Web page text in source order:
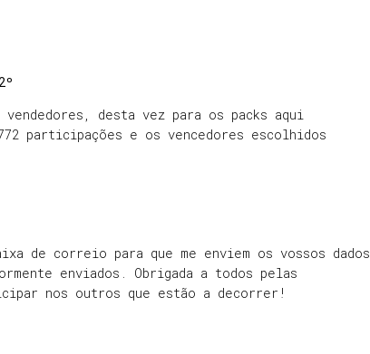
2º
desta vez para os packs aqui
participações e os vencedores escolhidos
de correio para que me enviem os vossos dados
enviados. Obrigada a todos pelas
nos outros que estão a decorrer!